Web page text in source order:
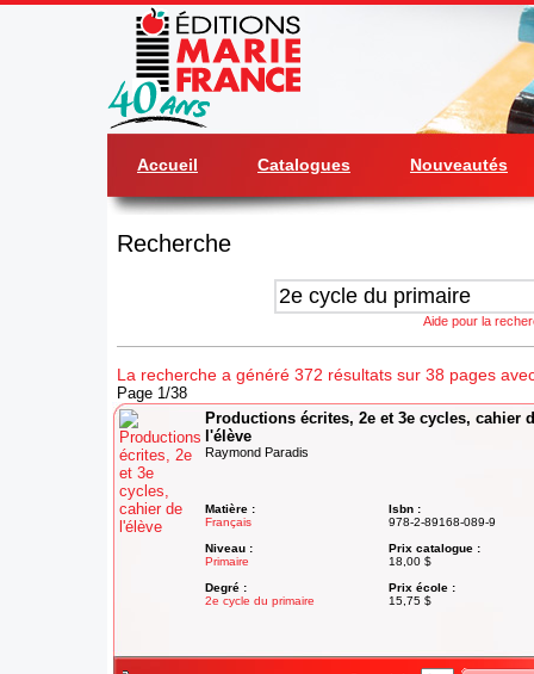
Accueil Catalogues Nouveautés
Recherche
Aide pour la
La recherche a généré 372 résultats sur 38 pages
Page 1/38
Productions écrites, 2e et 3e cycles, cahier
l'élève
Raymond Paradis
Matière :
Français
Niveau :
Primaire
Degré :
2e cycle du primaire
Isbn :
978-2-89168-089-9
Prix catalogue :
18,00 $
Prix école :
15,75 $